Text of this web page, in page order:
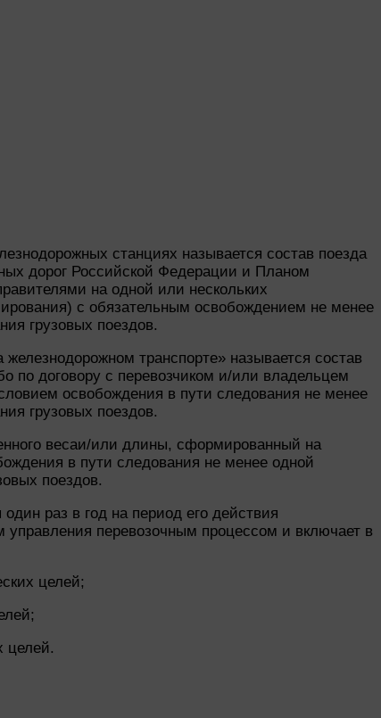
станциях называется состав поезда
дорог Российской Федерации и Планом
на одной или нескольких
с обязательным освобождением не менее
грузовых поездов.
транспорте» называется состав
по договору с перевозчиком и/или владельцем
освобождения в пути следования не менее
грузовых поездов.
весаи/или длины, сформированный на
в пути следования не менее одной
поездов.
раз в год на период его действия
управления перевозочным процессом и включает в
целей;
целей.